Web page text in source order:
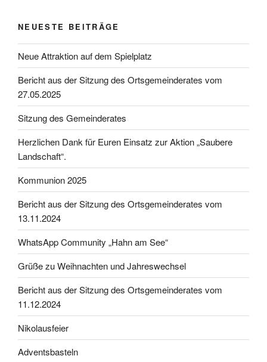
NEUESTE BEITRÄGE
Neue Attraktion auf dem Spielplatz
Bericht aus der Sitzung des Ortsgemeinderates vom
27.05.2025
Sitzung des Gemeinderates
Herzlichen Dank für Euren Einsatz zur Aktion „Saubere
Landschaft“.
Kommunion 2025
Bericht aus der Sitzung des Ortsgemeinderates vom
13.11.2024
WhatsApp Community „Hahn am See“
Grüße zu Weihnachten und Jahreswechsel
Bericht aus der Sitzung des Ortsgemeinderates vom
11.12.2024
Nikolausfeier
Adventsbasteln